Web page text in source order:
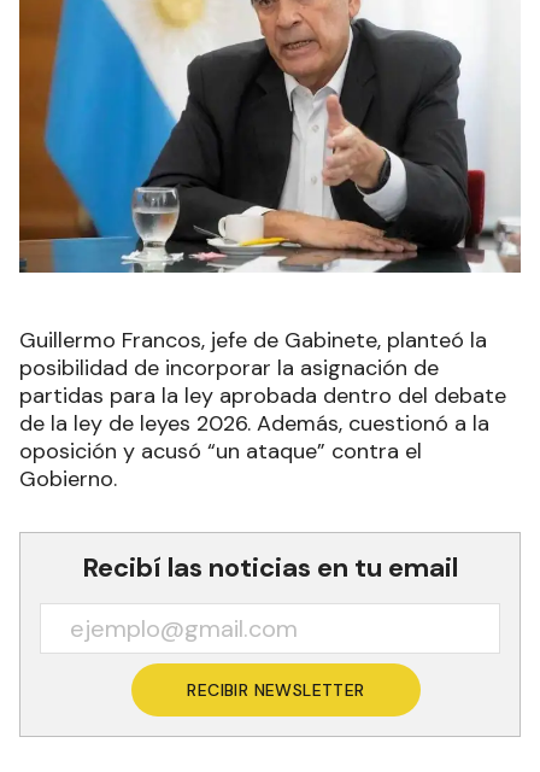
Guillermo Francos, jefe de Gabinete, planteó la
posibilidad de incorporar la asignación de
partidas para la ley aprobada dentro del debate
de la ley de leyes 2026. Además, cuestionó a la
oposición y acusó “un ataque” contra el
Gobierno.
Recibí las noticias en tu email
RECIBIR NEWSLETTER